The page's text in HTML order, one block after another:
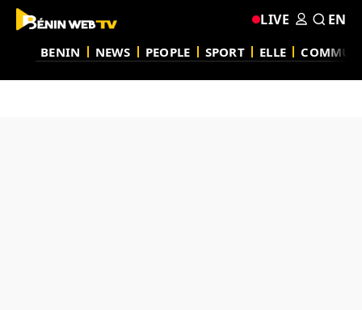
BENIN NEWS PEOPLE SPORT ELLE
LIVE EN